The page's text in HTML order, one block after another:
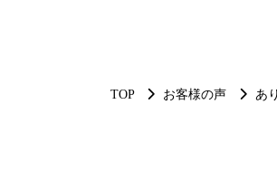
TOP お客様の声 あ